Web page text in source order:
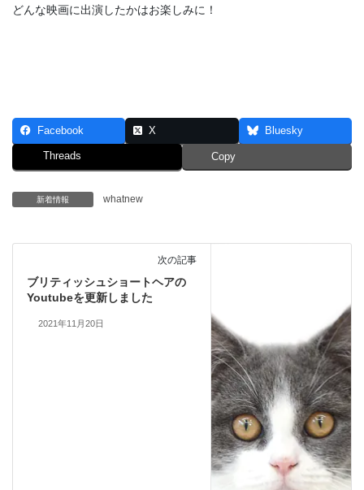
どんな映画に出演したかはお楽しみに！
Facebook X Bluesky
Threads Copy
新着情報 whatnew
次の記事
ブリティッシュショートヘアの
Youtubeを更新しました
2021年11月20日